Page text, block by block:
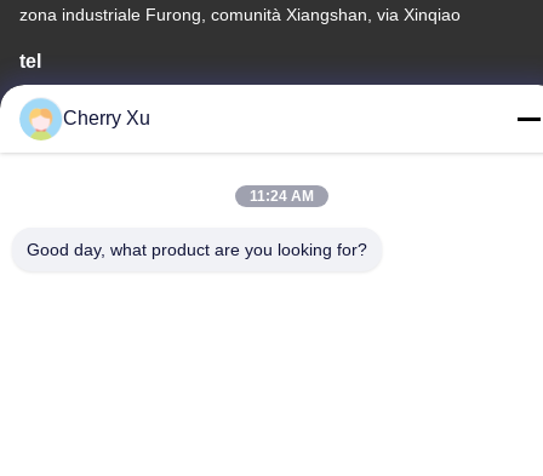
zona industriale Furong, comunità Xiangshan, via Xinqiao
tel
86-0755-27097532-8:30
Cina Buona qualità Servizio di lavorazione CNC su misura
Cherry Xu
11:24 AM
Good day, what product are you looking for?